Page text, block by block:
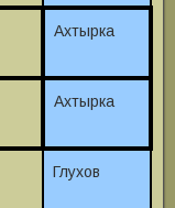
Ахтырка
Ахтырка
Глухов